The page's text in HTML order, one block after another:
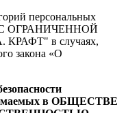
персональных
С ОГРАНИЧЕННОЙ
в случаях,
закона «О
в ОБЩЕСТВЕ